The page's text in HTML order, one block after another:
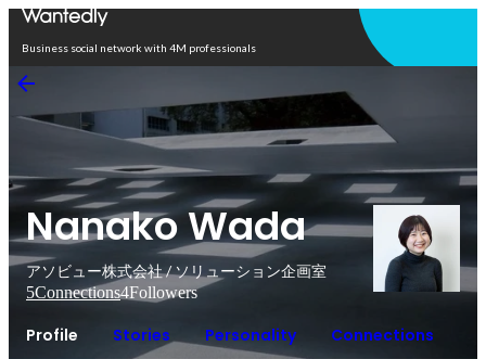
Business social network with 4M professionals
Nanako Wada
アソビュー株式会社 / ソリューション企画室
5Connections4Followers
Profile Stories Personality Connections